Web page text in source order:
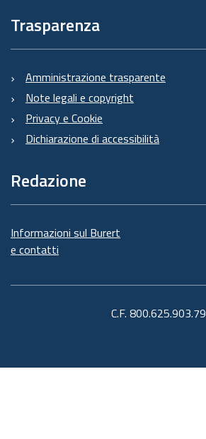
Trasparenza
Amministrazione trasparente
Note legali e copyright
Privacy e Cookie
Dichiarazione di accessibilità
Redazione
Informazioni sul Burert
e contatti
C.F. 800.625.903.79